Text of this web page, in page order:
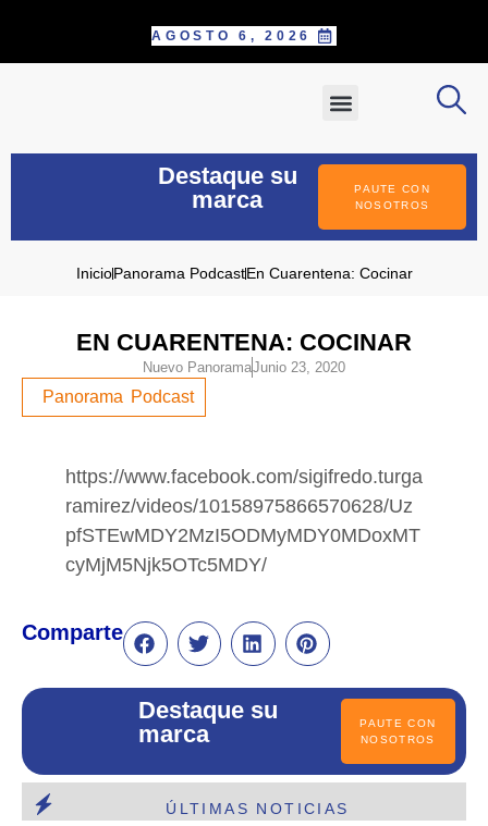
AGOSTO 6, 2026
Destaque su
marca
PAUTE CON
NOSOTROS
InicioPanorama PodcastEn Cuarentena: Cocinar
Comparte
Destaque su
marca
PAUTE CON
NOSOTROS
ÚLTIMAS NOTICIAS
EN CUARENTENA: COCINAR
Nuevo PanoramaJunio 23, 2020
Panorama Podcast
https://www.facebook.com/sigifredo.turga
ramirez/videos/10158975866570628/Uz
pfSTEwMDY2MzI5ODMyMDY0MDoxMT
cyMjM5Njk5OTc5MDY/